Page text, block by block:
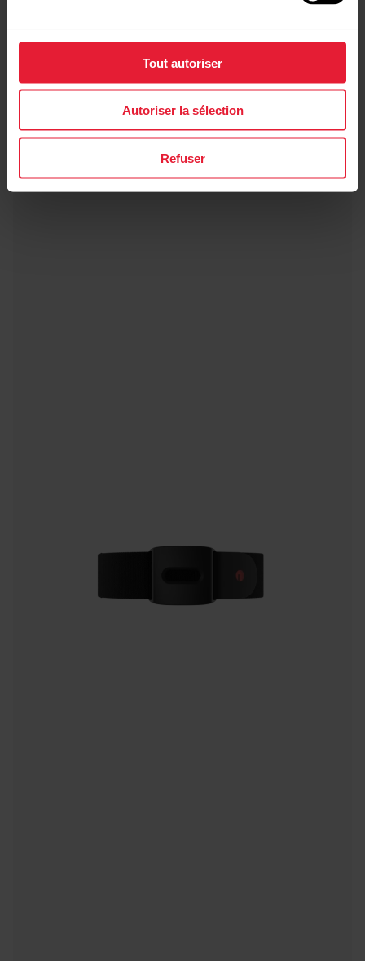
Tout autoriser
Autoriser la sélection
Refuser
Ceinture pectorale Polar Soft Strap 21.90 CHF
→ Informations